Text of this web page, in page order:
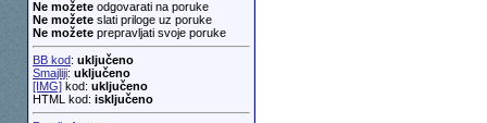
Ne možeteodgovarati na poruke
Ne možeteslati priloge uz poruke
Ne možeteprepravljati svoje poruke
BB kod: uključeno
Smajliji: uključeno
[IMG]kod: uključeno
HTML kod: isključeno